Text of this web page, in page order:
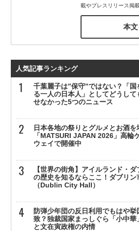
載やプレスリリース掲
本
人気記事ランキング
千葉麗子は”保守”ではない？「国
る一人の日本人」としてどうして
せなかった5つのニュース
日本各地の祭りとグルメとお酒を
「MATSURI JAPAN 2026」高輪
ウェイで開催中
【世界の街角】アイルランド・ダ
の歴史を知るならここ！ダブリン
（Dublin City Hall）
防弾少年団の反日利用でもはや挙
致？独裁国家まっしぐら「小中華
と文在寅政権の内情